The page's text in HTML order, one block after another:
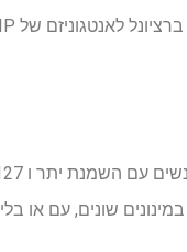
שונים, עם או